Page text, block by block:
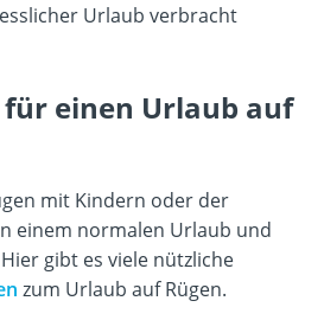
Urlaub verbracht
einen Urlaub auf
mit Kindern oder der
einem normalen Urlaub und
gibt es viele nützliche
zum Urlaub auf Rügen.